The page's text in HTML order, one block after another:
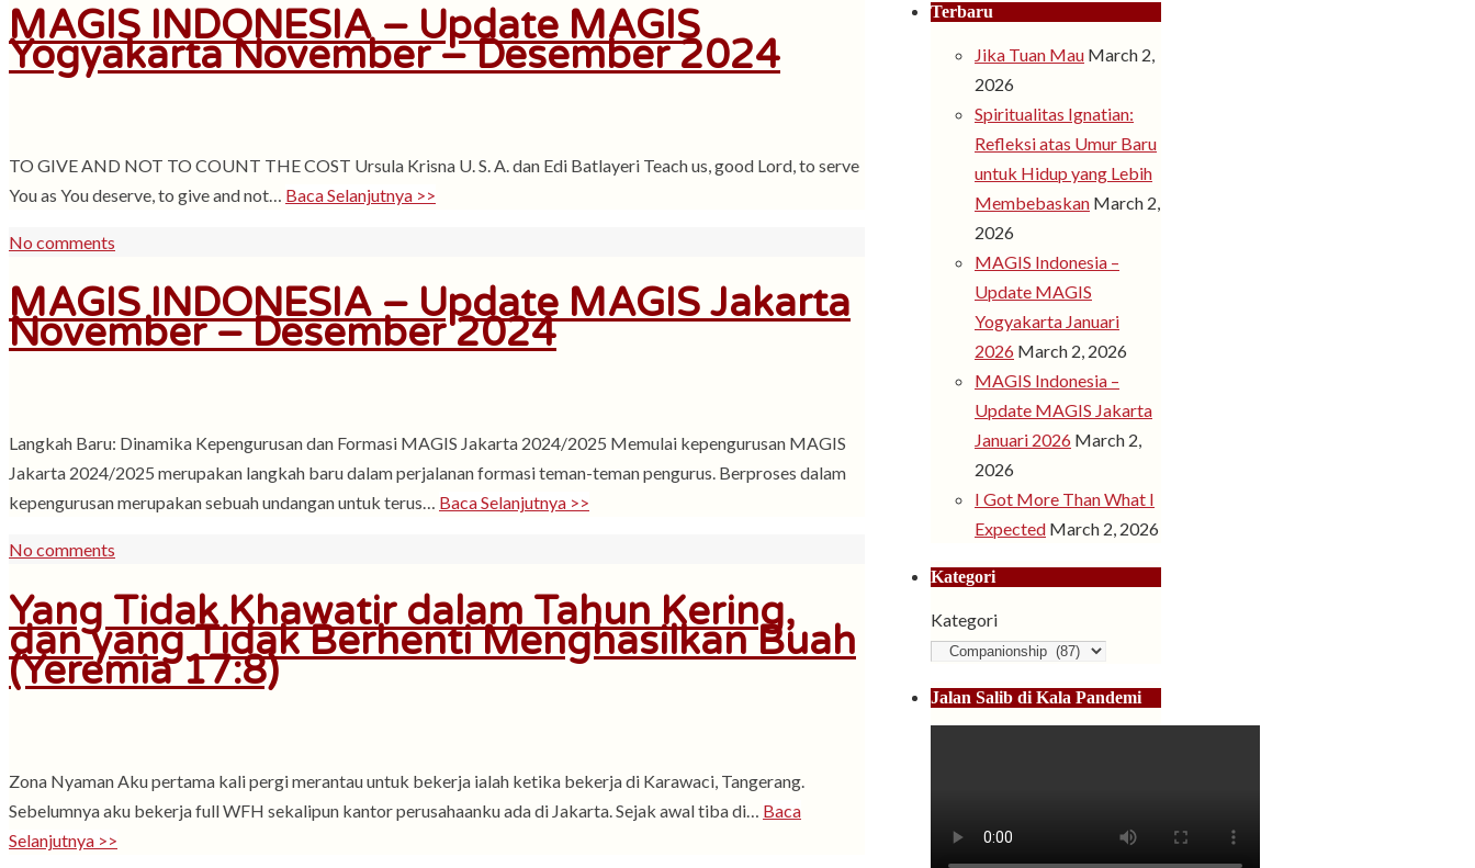
MAGIS INDONESIA – Update MAGIS
Yogyakarta November – Desember 2024
TO GIVE AND NOT TO COUNT THE COST Ursula Krisna U. S. A. dan Edi Batlayeri Teach us, good Lord, to serve
You as You deserve, to give and not… Baca Selanjutnya >>
No comments
MAGIS INDONESIA – Update MAGIS Jakarta
November – Desember 2024
Langkah Baru: Dinamika Kepengurusan dan Formasi MAGIS Jakarta 2024/2025 Memulai kepengurusan MAGIS
Jakarta 2024/2025 merupakan langkah baru dalam perjalanan formasi teman-teman pengurus. Berproses dalam
kepengurusan merupakan sebuah undangan untuk terus… Baca Selanjutnya >>
No comments
Yang Tidak Khawatir dalam Tahun Kering,
dan yang Tidak Berhenti Menghasilkan Buah
(Yeremia 17:8)
Zona Nyaman Aku pertama kali pergi merantau untuk bekerja ialah ketika bekerja di Karawaci, Tangerang.
Sebelumnya aku bekerja full WFH sekalipun kantor perusahaanku ada di Jakarta. Sejak awal tiba di… Baca
Selanjutnya >>
Terbaru
Jika Tuan Mau March 2,
2026
Spiritualitas Ignatian:
Refleksi atas Umur Baru
untuk Hidup yang Lebih
Membebaskan March 2,
2026
MAGIS Indonesia –
Update MAGIS
Yogyakarta Januari
2026 March 2, 2026
MAGIS Indonesia –
Update MAGIS Jakarta
Januari 2026 March 2,
2026
I Got More Than What I
Expected March 2, 2026
Kategori
Kategori
Jalan Salib di Kala Pandemi